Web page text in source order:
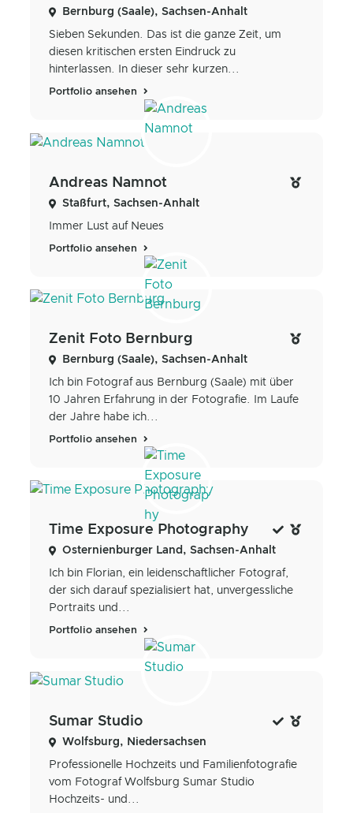
Bernburg (Saale), Sachsen-Anhalt
Sieben Sekunden. Das ist die ganze Zeit, um
diesen kritischen ersten Eindruck zu
hinterlassen. In dieser sehr kurzen...
Portfolio ansehen
Andreas Namnot
Staßfurt, Sachsen-Anhalt
Immer Lust auf Neues
Portfolio ansehen
Zenit Foto Bernburg
Bernburg (Saale), Sachsen-Anhalt
Ich bin Fotograf aus Bernburg (Saale) mit über
10 Jahren Erfahrung in der Fotografie. Im Laufe
der Jahre habe ich...
Portfolio ansehen
Time Exposure Photography
Osternienburger Land, Sachsen-Anhalt
Ich bin Florian, ein leidenschaftlicher Fotograf,
der sich darauf spezialisiert hat, unvergessliche
Portraits und...
Portfolio ansehen
Sumar Studio
Wolfsburg, Niedersachsen
Professionelle Hochzeits und Familienfotografie
vom Fotograf Wolfsburg Sumar Studio
Hochzeits- und...